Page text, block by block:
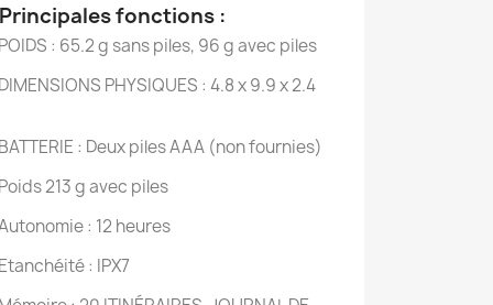
fonctions :
: 65.2 g sans piles, 96 g avec piles
PHYSIQUES : 4.8 x 9.9 x 2.4
: Deux piles AAA (non fournies)
213 g avec piles
: 12 heures
: IPX7